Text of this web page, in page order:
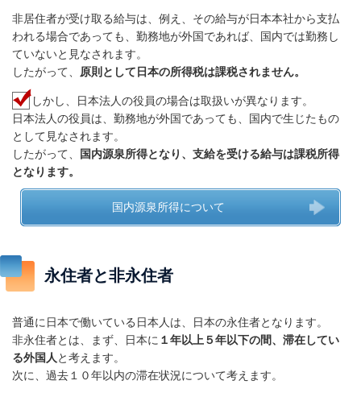
非居住者が受け取る給与は、例え、その給与が日本本社から支払
われる場合であっても、勤務地が外国であれば、国内では勤務し
ていないと見なされます。
したがって、 原則として日本の所得税は課税されません。
しかし、日本法人の役員の場合は取扱いが異なります。
日本法人の役員は、勤務地が外国であっても、国内で生じたもの
として見なされます。
したがって、
国内源泉所得となり、支給を受ける給与は課税所得
となります。
国内源泉所得について
永住者と非永住者
普通に日本で働いている日本人は、日本の永住者となります。
非永住者とは、まず、日本に １年以上５年以下の間、滞在してい
る外国人 と考えます。
次に、過去１０年以内の滞在状況について考えます。